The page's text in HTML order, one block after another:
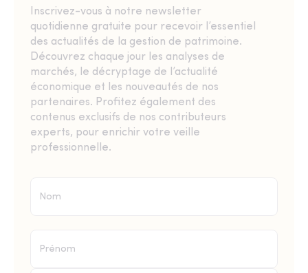
Inscrivez-vous à notre newsletter
quotidienne gratuite pour recevoir l’essentiel
des actualités de la gestion de patrimoine.
Découvrez chaque jour les analyses de
marchés, le décryptage de l’actualité
économique et les nouveautés de nos
partenaires. Profitez également des
contenus exclusifs de nos contributeurs
experts, pour enrichir votre veille
professionnelle.